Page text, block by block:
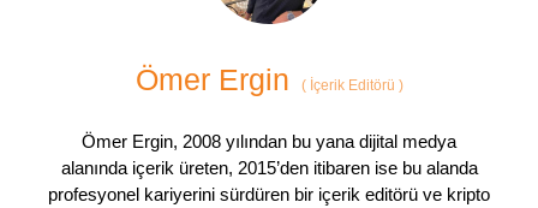
Ömer Ergin (İçerik Editörü )
Ömer Ergin, 2008 yılından bu yana dijital medya
alanında içerik üreten, 2015’den itibaren ise bu alanda
profesyonel kariyerini sürdüren bir içerik editörü ve kripto